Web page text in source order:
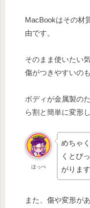
MacBookはその材
由です。
そのまま使いたい
傷がつきやすいの
ボディが金属製の
ら割と簡単に変形し
ほっぺ
めちゃ
くとび
がりま
また、傷や変形が